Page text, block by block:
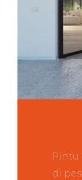
Pintu
di